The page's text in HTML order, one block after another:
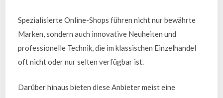
Spezialisierte Online-Shops führen nicht nur bewährte
Marken, sondern auch innovative Neuheiten und
professionelle Technik, die im klassischen Einzelhandel
oft nicht oder nur selten verfügbar ist.
Darüber hinaus bieten diese Anbieter meist eine